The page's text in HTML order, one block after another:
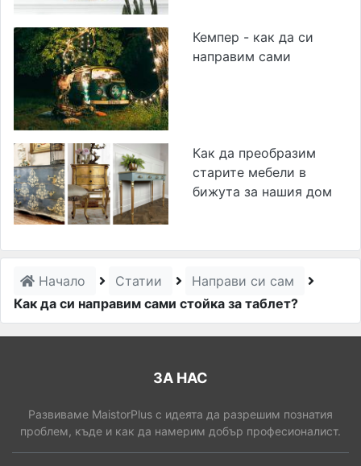
Кемпер - как да си
направим сами
Как да преобразим
старите мебели в
бижута за нашия дом
Начало Статии
Направи си сам
Как да си направим сами стойка за таблет?
ЗА НАС
Развиваме MaistorPlus с идеята да разрешим познатия
проблем, къде и как да намерим добър професионалист.